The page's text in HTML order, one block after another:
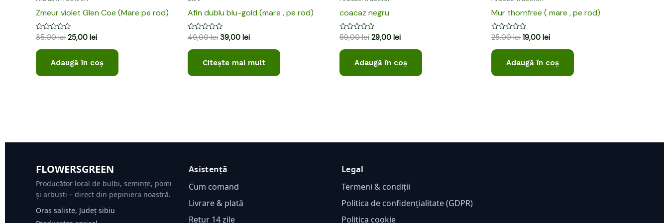
Zmeur violet Glen Coe (Mare pe rod)
Evaluat
0
din
35,00lei 25,00 lei
Adaugă în coș
Afin dublu blu-gold (mare , pe rod)
Evaluat
0
din
49,00lei 39,00 lei
Citește mai mult
coacaz negru
Evaluat
0
din
59,00lei 29,00 lei
Adaugă în coș
Mur thornfree ( mare , pe rod)
Evaluat
0
din
25,00lei 19,00 lei
Adaugă în coș
FLOWERSGREEN
Producător local de bulbi, semințe, pomi
și arbuști – direct din pepiniera noastră.
Oraș saliste, Județ sibiu
Asistență
Cum comand
Livrare & plată
Retur 14 zile
Legal
Termeni & condiții
Politica de confidențialitate (GDPR)
Politica cookie